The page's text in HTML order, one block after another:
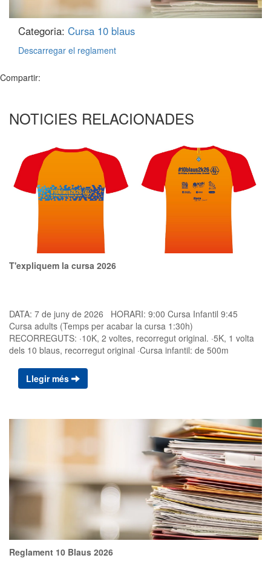
Categoria: Cursa 10 blaus
Descarregar el reglament
Compartir:
NOTICIES RELACIONADES
T'expliquem la cursa 2026
DATA: 7 de juny de 2026 HORARI: 9:00 Cursa Infantil 9:45
Cursa adults (Temps per acabar la cursa 1:30h)
RECORREGUTS: ·10K, 2 voltes, recorregut original. ·5K, 1 volta
dels 10 blaus, recorregut original ·Cursa infantil: de 500m
2017) CATEGORIES: Consulteu el reglament. INSCRIPCIONS:
Des del 7 de març fins al 3 de juny a través de
un cost de 18 euros amb samarreta i 12 euros sense samarreta.
Descompte de 2 euros per socis de les entitats ACIDH; CVG;
correCATagafo El preu per la cursa infantil i les persones amb
certificat de discapacitat (CAD) serà de 10€ amb samarreta / 6€
sense samarreta La talla de la samarreta la podran triar només
les persones que s'inscriguin abans del 25 de maig. RECOLLIDA
DE DORSALS: Local dels Castellers de la Vila de Gràcia (Can
Musons C/ Alzina 7) dissabte 6 de juny de 10h a 19h Més
Llegir més
Reglament 10 Blaus 2026